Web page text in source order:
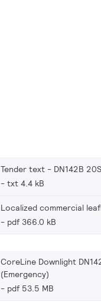
Tender text - DN142B
txt 4.4 kB
Localized commercial
pdf 366.0 kB
CoreLine Downlight
(Emergency)
pdf 53.5 MB